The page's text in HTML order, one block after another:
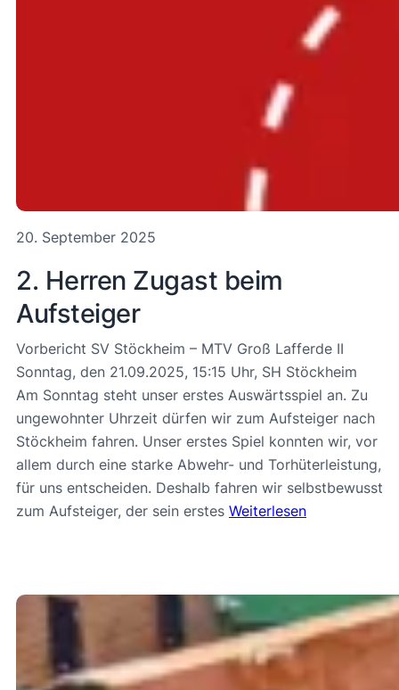
20. September 2025
2. Herren Zugast beim
Aufsteiger
Vorbericht SV Stöckheim – MTV Groß Lafferde II
Sonntag, den 21.09.2025, 15:15 Uhr, SH Stöckheim
Am Sonntag steht unser erstes Auswärtsspiel an. Zu
ungewohnter Uhrzeit dürfen wir zum Aufsteiger nach
Stöckheim fahren. Unser erstes Spiel konnten wir, vor
allem durch eine starke Abwehr- und Torhüterleistung,
für uns entscheiden. Deshalb fahren wir selbstbewusst
zum Aufsteiger, der sein erstes Weiterlesen